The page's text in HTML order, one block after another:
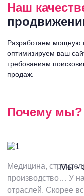
Наш
Разработаем мощную
оптимизируем ваш
требованиям
продаж.
Почему мы?
Мы -
Медицина,
производство… У
отраслей. Скорее